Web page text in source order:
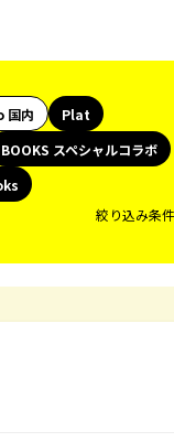
国内
Plat
BOOKS スペシャルコラボ
絞り込み条